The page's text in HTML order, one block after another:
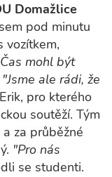
Domažlice
pod minutu
vozítkem,
mohl být
"Jsme ale rádi, že
pro kterého
soutěží. Tým
za průběžné
"Pro nás
se studenti.